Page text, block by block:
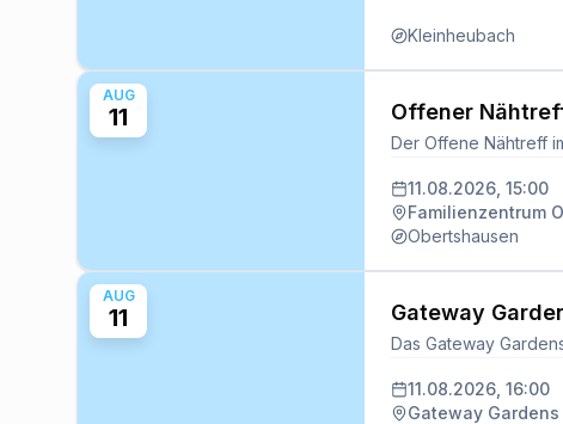
Kleinheubach
AUG
11 Offener
11.08.2026, 15:00
Familienzentrum
Obertshausen
AUG
11 Gateway
11.08.2026, 16:00
Gateway